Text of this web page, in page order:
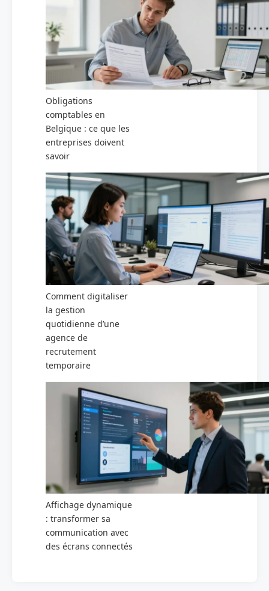
Obligations
comptables en
Belgique : ce que les
entreprises doivent
savoir
Comment digitaliser
la gestion
quotidienne d’une
agence de
recrutement
temporaire
Affichage dynamique
: transformer sa
communication avec
des écrans connectés